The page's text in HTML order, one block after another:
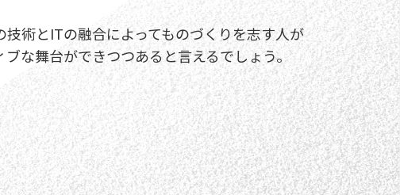
術とITの融合によってものづくりを志す人が
な舞台ができつつあると言えるでしょう。